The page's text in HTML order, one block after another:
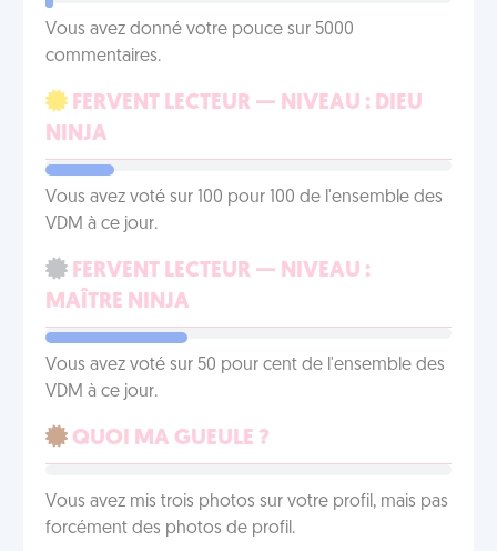
Vous avez donné votre pouce sur 5000
commentaires.
FERVENT LECTEUR — NIVEAU : DIEU
NINJA
Vous avez voté sur 100 pour 100 de l'ensemble des
VDM à ce jour.
FERVENT LECTEUR — NIVEAU :
MAÎTRE NINJA
Vous avez voté sur 50 pour cent de l'ensemble des
VDM à ce jour.
QUOI MA GUEULE ?
Vous avez mis trois photos sur votre profil, mais pas
forcément des photos de profil.